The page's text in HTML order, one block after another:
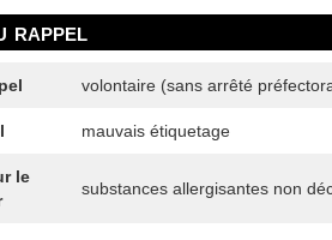
rappel
volontaire (sans arrêté
mauvais étiquetage
le
substances allergisantes non